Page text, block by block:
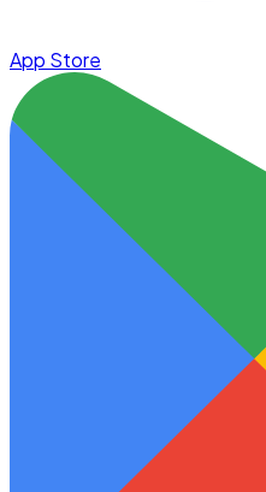
App Store